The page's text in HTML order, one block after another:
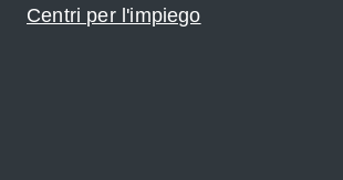
Centri per l'impiego